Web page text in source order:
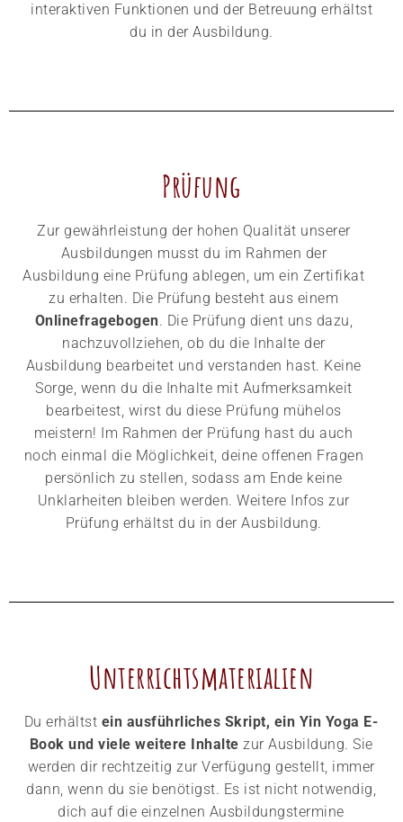
interaktiven Funktionen und der Betreuung erhältst
du in der Ausbildung.
Prüfung
Zur gewährleistung der hohen Qualität unserer
Ausbildungen musst du im Rahmen der
Ausbildung eine Prüfung ablegen, um ein Zertifikat
zu erhalten. Die Prüfung besteht aus einem
Onlinefragebogen. Die Prüfung dient uns dazu,
nachzuvollziehen, ob du die Inhalte der
Ausbildung bearbeitet und verstanden hast. Keine
Sorge, wenn du die Inhalte mit Aufmerksamkeit
bearbeitest, wirst du diese Prüfung mühelos
meistern! Im Rahmen der Prüfung hast du auch
noch einmal die Möglichkeit, deine offenen Fragen
persönlich zu stellen, sodass am Ende keine
Unklarheiten bleiben werden. Weitere Infos zur
Prüfung erhältst du in der Ausbildung.
Unterrichtsmaterialien
Du erhältst ein ausführliches Skript, ein Yin Yoga E-
Book und viele weitere Inhalte zur Ausbildung. Sie
werden dir rechtzeitig zur Verfügung gestellt, immer
dann, wenn du sie benötigst. Es ist nicht notwendig,
dich auf die einzelnen Ausbildungstermine